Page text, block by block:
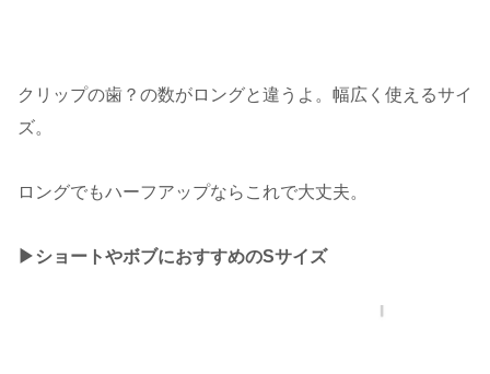
クリップの歯？の数がロングと違うよ。幅広く使えるサイ
ズ。
ロングでもハーフアップならこれで大丈夫。
▶︎ショートやボブにおすすめのSサイズ